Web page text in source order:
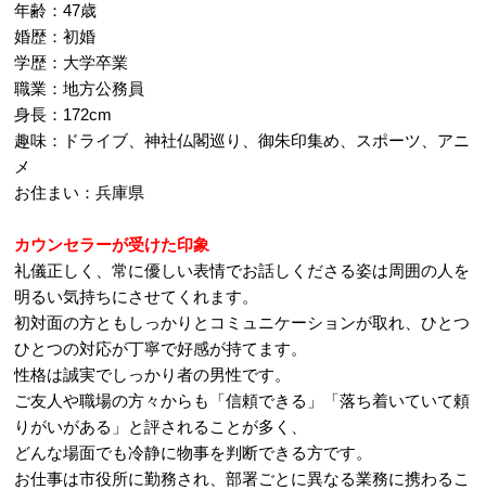
年齢：47歳
婚歴：初婚
学歴：大学卒業
職業：地方公務員
身長：172cm
趣味：ドライブ、神社仏閣巡り、御朱印集め、スポーツ、アニ
メ
お住まい：兵庫県
カウンセラーが受けた印象
礼儀正しく、常に優しい表情でお話しくださる姿は周囲の人を
明るい気持ちにさせてくれます。
初対面の方ともしっかりとコミュニケーションが取れ、ひとつ
ひとつの対応が丁寧で好感が持てます。
性格は誠実でしっかり者の男性です。
ご友人や職場の方々からも「信頼できる」「落ち着いていて頼
りがいがある」と評されることが多く、
どんな場面でも冷静に物事を判断できる方です。
お仕事は市役所に勤務され、部署ごとに異なる業務に携わるこ